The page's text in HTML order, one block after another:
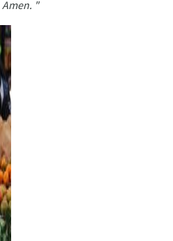
Amen. "